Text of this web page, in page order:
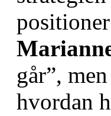
går”,
hvordan